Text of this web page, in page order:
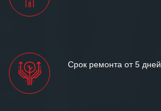
Срок ремонта от 5 дней